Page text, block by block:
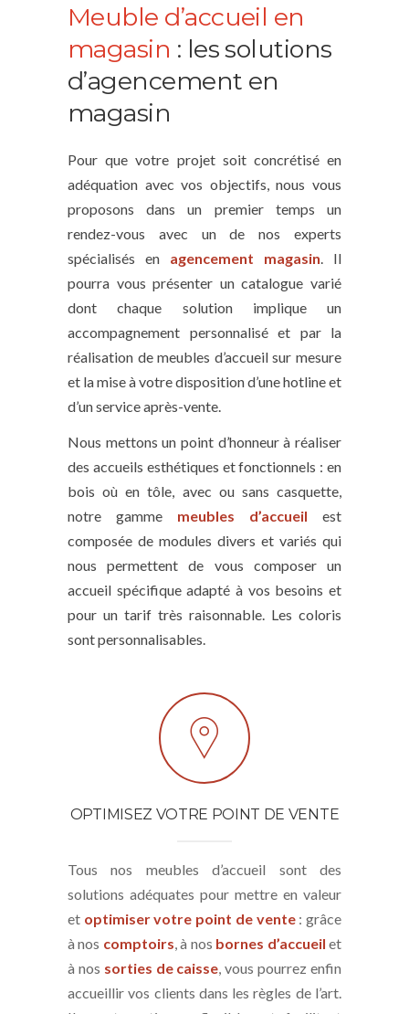
Meuble d’accueil en
magasin : les solutions
d’agencement en
magasin
Pour que votre projet soit concrétisé en
adéquation avec vos objectifs, nous vous
proposons dans un premier temps un
rendez-vous avec un de nos experts
spécialisés en agencement magasin . Il
pourra vous présenter un catalogue varié
dont chaque solution implique un
accompagnement personnalisé et par la
réalisation de meubles d’accueil sur mesure
et la mise à votre disposition d’une hotline et
d’un service après-vente.
Nous mettons un point d’honneur à réaliser
des accueils esthétiques et fonctionnels : en
bois où en tôle, avec ou sans casquette,
notre gamme meubles d’accueil est
composée de modules divers et variés qui
nous permettent de vous composer un
accueil spécifique adapté à vos besoins et
pour un tarif très raisonnable. Les coloris
sont personnalisables.
OPTIMISEZ VOTRE POINT DE VENTE
Tous nos meubles d’accueil sont des
solutions adéquates pour mettre en valeur
et optimiser votre point de vente: grâce
à nos comptoirs , à nos bornes d’accueil et
à nos sorties de caisse , vous pourrez enfin
accueillir vos clients dans les règles de l’art.